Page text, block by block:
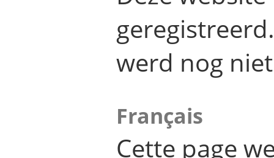
werd nog
Français
Cette page